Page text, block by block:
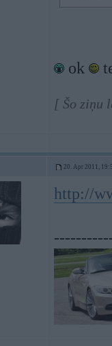
ok
[ Šo ziņu
20. Apr 2011,
http://